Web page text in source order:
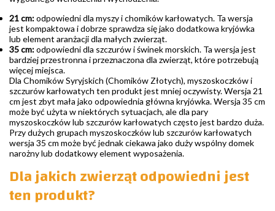
21 cm:odpowiedni dla myszy i chomików karłowatych. Ta wersja
jest kompaktowa i dobrze sprawdza się jako dodatkowa kryjówka
lub element aranżacji dla małych zwierząt.
35 cm:odpowiedni dla szczurów i świnek morskich. Ta wersja jest
bardziej przestronna i przeznaczona dla zwierząt, które potrzebują
więcej miejsca.
Dla Chomików Syryjskich (Chomików Złotych), myszoskoczków i
szczurów karłowatych ten produkt jest mniej oczywisty. Wersja 21
cm jest zbyt mała jako odpowiednia główna kryjówka. Wersja 35 cm
może być użyta w niektórych sytuacjach, ale dla pary
myszoskoczków lub szczurów karłowatych często jest bardzo duża.
Przy dużych grupach myszoskoczków lub szczurów karłowatych
wersja 35 cm może być jednak ciekawa jako duży wspólny domek
narożny lub dodatkowy element wyposażenia.
Dla jakich zwierząt odpowiedni jest
ten produkt?